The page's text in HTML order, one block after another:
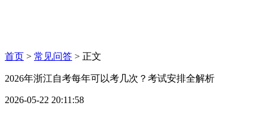
首页 > 常见问答 > 正文
2026年浙江自考每年可以考几次？考试安排全解析
2026-05-22 20:11:58